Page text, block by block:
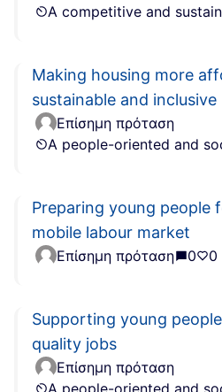
A competitive and
Making housing more
sustainable and inclusive
Επίσημη πρόταση
A people-oriented and
Preparing young people
mobile labour market
Επίσημη πρόταση 0 0
Supporting young
quality jobs
Επίσημη πρόταση
A people-oriented and